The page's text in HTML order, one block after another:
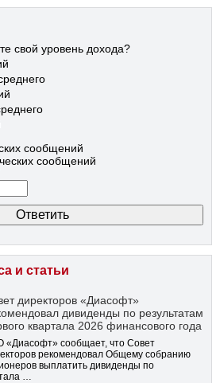
свой уровень дохода?
сообщений
и статьи
директоров «Диасофт»
дивиденды по результатам
квартала 2026 финансового года
«Диасофт» сообщает, что Совет
рекомендовал Общему собранию
выплатить дивиденды по
…